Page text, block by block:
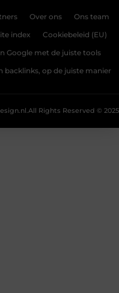
Over ons Ons team
index Cookiebeleid (EU)
Google met de juiste tools
backlinks, op de juiste manier
All Rights Reserved © 2025